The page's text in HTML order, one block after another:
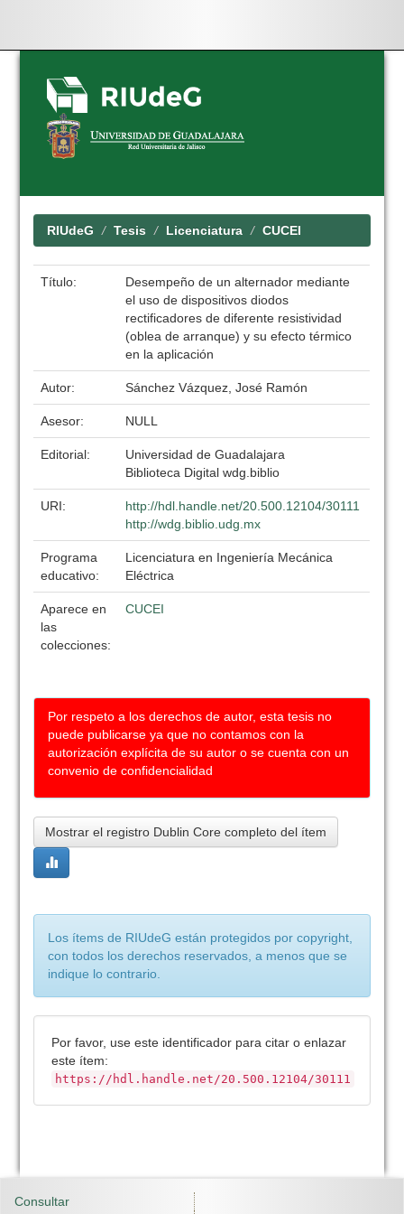
Skip
navigation
RIUdeG Tesis Licenciatura CUCEI
Título:
Desempeño de un alternador mediante
el uso de dispositivos diodos
rectificadores de diferente resistividad
(oblea de arranque) y su efecto térmico
en la aplicación
Autor: Sánchez Vázquez, José Ramón
Asesor: NULL
Editorial:
Universidad de Guadalajara
Biblioteca Digital wdg.biblio
URI:
http://hdl.handle.net/20.500.12104/30111
http://wdg.biblio.udg.mx
Programa
educativo:
Licenciatura en Ingeniería Mecánica
Eléctrica
Aparece en
las
colecciones:
CUCEI
Por respeto a los derechos de autor, esta tesis no
puede publicarse ya que no contamos con la
autorización explícita de su autor o se cuenta con un
convenio de confidencialidad
Mostrar el registro Dublin Core completo del ítem
Los ítems de RIUdeG están protegidos por copyright,
con todos los derechos reservados, a menos que se
indique lo contrario.
Por favor, use este identificador para citar o enlazar
este ítem:
https://hdl.handle.net/20.500.12104/30111
Consultar